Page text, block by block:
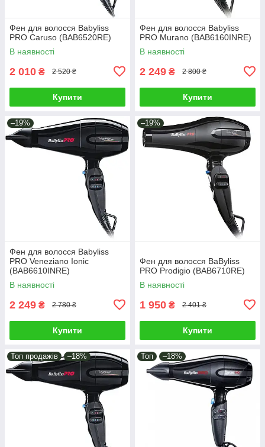
Фен для волосся Babyliss
PRO Caruso (BAB6520RE)
В наявності
2 010 ₴ 2 520 ₴
Купити
Фен для волосся Babyliss
PRO Murano (BAB6160INRE)
В наявності
2 249 ₴ 2 800 ₴
Купити
–19%
Фен для волосся Babyliss
PRO Veneziano Ionic
(BAB6610INRE)
В наявності
2 249 ₴ 2 780 ₴
Купити
–19%
Фен для волосся BaByliss
PRO Prodigio (BAB6710RE)
В наявності
1 950 ₴ 2 401 ₴
Купити
Топ продажів –18% Топ –18%